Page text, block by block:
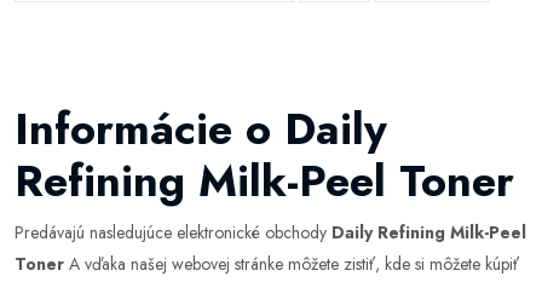
Informácie o Daily
Refining Milk-Peel Toner
Predávajú nasledujúce elektronické obchody Daily Refining Milk-Peel
Toner A vďaka našej webovej stránke môžete zistiť, kde si môžete kúpiť